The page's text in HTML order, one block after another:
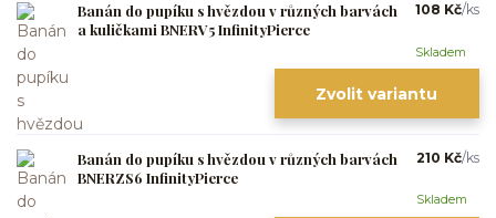
Banán do pupíku s hvězdou v různých barvách
a kuličkami BNERV5 InfinityPierce
108 Kč/ks
Skladem
Zvolit variantu
Banán do pupíku s hvězdou v různých barvách
BNERZS6 InfinityPierce
210 Kč/ks
Skladem